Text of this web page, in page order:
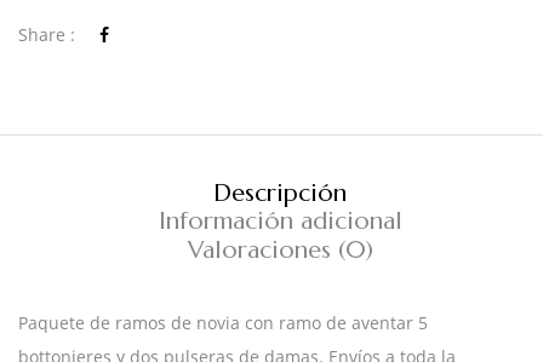
Share :
Descripción
Información adicional
Valoraciones (0)
Paquete de ramos de novia con ramo de aventar 5
bottonieres y dos pulseras de damas. Envíos a toda la